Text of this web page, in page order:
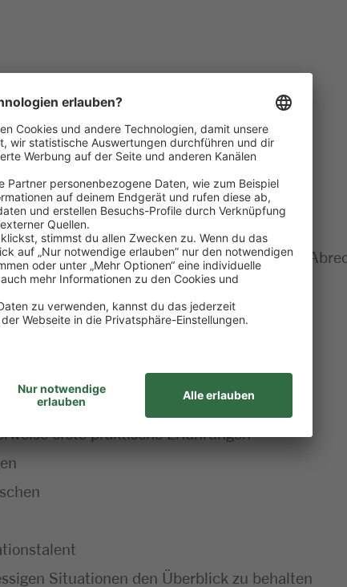
Verkaufsstatistiken, Erfolgskontrollen und
Einzelhandel (m/w/d)
erste praktische Erfahrungen
Situationen den Überblick zu behalten